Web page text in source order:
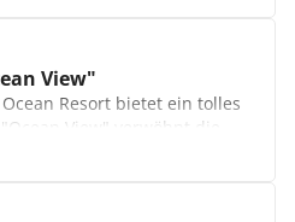
einen unvergesslichen
die Karon Lagune. Hier
mit Wanne und Dusche
View"
Resort bietet ein tolles
View" verwöhnt die
Aber auch